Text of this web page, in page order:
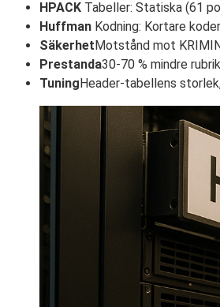
HPACK Tabeller: Statiska (61
Huffman Kodning: Kortare
SäkerhetMotstånd mot
Prestanda30-70 % mindre
TuningHeader-tabellens